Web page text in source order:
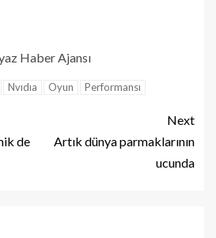
Haber Ajansı
Nvıdıa Oyun Performansı
de
Next
Artık dünya parmaklarının
ucunda